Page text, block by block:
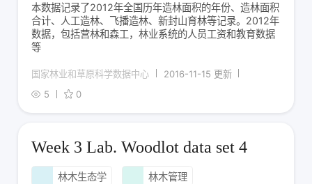
本数据记录了2012年全国历年造林面积的年份、造林面积
合计、人工造林、飞播造林、新封山育林等记录。2012年
数据，包括营林和森工，林业系统的人员工资和教育数据
等
国家林业和草原科学数据中心
2016-11-15 更新
5
0
Week 3 Lab. Woodlot data set 4
林木生态学 林木管理